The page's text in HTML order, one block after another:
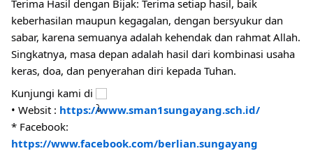
Terima Hasil dengan Bijak: Terima setiap hasil, baik
keberhasilan maupun kegagalan, dengan bersyukur dan
sabar, karena semuanya adalah kehendak dan rahmat Allah.
Singkatnya, masa depan adalah hasil dari kombinasi usaha
keras, doa, dan penyerahan diri kepada Tuhan.
Kunjungi kami di
• Websit : https://www.sman1sungayang.sch.id/
* Facebook:
https://www.facebook.com/berlian.sungayang